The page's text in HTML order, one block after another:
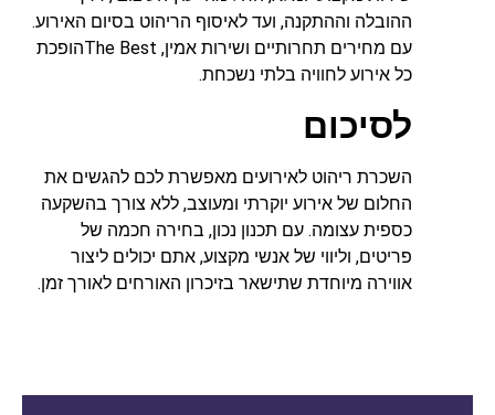
ההובלה וההתקנה, ועד לאיסוף הריהוט בסיום האירוע.
עם מחירים תחרותיים ושירות אמין, The Bestהופכת
כל אירוע לחוויה בלתי נשכחת.
לסיכום
השכרת ריהוט לאירועים מאפשרת לכם להגשים את
החלום של אירוע יוקרתי ומעוצב, ללא צורך בהשקעה
כספית עצומה. עם תכנון נכון, בחירה חכמה של
פריטים, וליווי של אנשי מקצוע, אתם יכולים ליצור
אווירה מיוחדת שתישאר בזיכרון האורחים לאורך זמן.